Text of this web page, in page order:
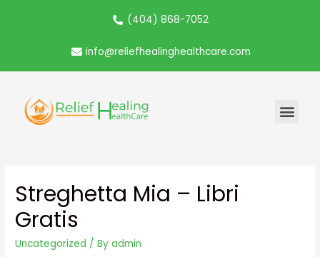
(404) 868-7052
info@reliefhealinghealthcare.com
Streghetta Mia – Libri
Gratis
Uncategorized / Byadmin